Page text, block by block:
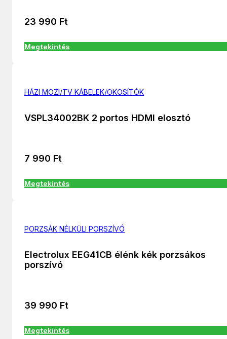
23 990 Ft
Megtekintés
HÁZI MOZI/TV KÁBELEK/OKOSÍTÓK
VSPL34002BK 2 portos HDMI elosztó
7 990 Ft
Megtekintés
PORZSÁK NÉLKÜLI PORSZÍVÓ
Electrolux EEG41CB élénk kék porzsákos
porszívó
39 990 Ft
Megtekintés